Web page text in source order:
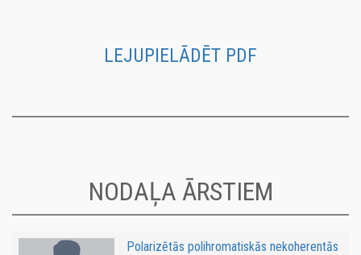
LEJUPIELĀDĒT PDF
NODAĻA ĀRSTIEM
Polarizētās polihromatiskās nekoherentās